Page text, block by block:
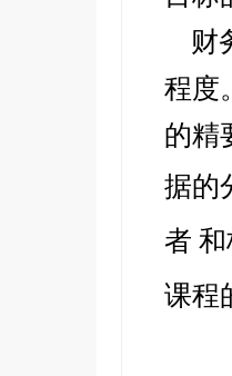
财
程度
的精
据的
者
课程